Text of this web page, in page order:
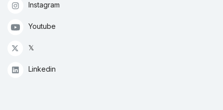
Instagram
Youtube
𝕏
Linkedin